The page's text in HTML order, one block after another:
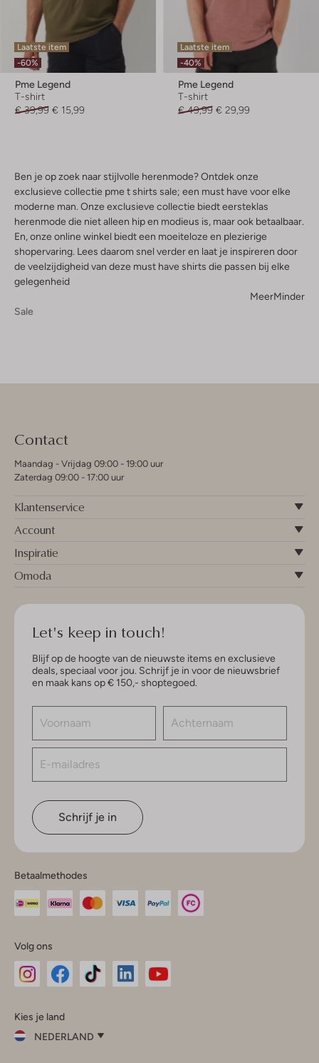
Laatste item
-60%
Pme Legend
T-shirt
€ 39,99 € 15,99
Laatste item
-40%
Pme Legend
T-shirt
€ 49,99 € 29,99
Ben je op zoek naar stijlvolle herenmode? Ontdek onze
exclusieve collectie pme t shirts sale; een must have voor elke
moderne man. Onze exclusieve collectie biedt eersteklas
herenmode die niet alleen hip en modieus is, maar ook betaalbaar.
En, onze online winkel biedt een moeiteloze en plezierige
shopervaring. Lees daarom snel verder en laat je inspireren door
de veelzijdigheid van deze must have shirts die passen bij elke
gelegenheid
MeerMinder
Sale
Contact
Maandag - Vrijdag 09:00 - 19:00 uur
Zaterdag 09:00 - 17:00 uur
Klantenservice
Account
Inspiratie
Omoda
Let's keep in touch!
Blijf op de hoogte van de nieuwste items en exclusieve
deals, speciaal voor jou. Schrijf je in voor de nieuwsbrief
en maak kans op € 150,- shoptegoed.
Schrijf je in
Betaalmethodes
Volg ons
InstagramFacebook
Kies je land
NEDERLAND